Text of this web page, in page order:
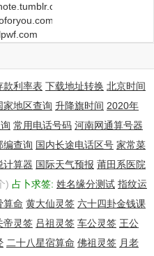
款利率表 下载地址转换 北京时间
家地区查询 升降旗时间 2020年
常用电话号码 河南网通算号器
编查询 国内长途电话区号 家常菜
计算器 国际天气预报 莆田系医院
) 占卜求签: 姓名缘分测试 指纹运
算命 黄大仙灵签 六十四卦金钱课
帝灵签 吕祖灵签 车公灵签 王公
二十八星宿算命 佛祖灵签 月老